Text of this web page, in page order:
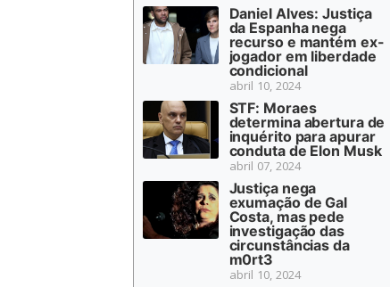
Daniel Alves: Justiça
da Espanha nega
recurso e mantém ex-
jogador em liberdade
condicional
abril 10, 2024
STF: Moraes
determina abertura de
inquérito para apurar
conduta de Elon Musk
abril 07, 2024
Justiça nega
exumação de Gal
Costa, mas pede
investigação das
circunstâncias da
m0rt3
abril 10, 2024